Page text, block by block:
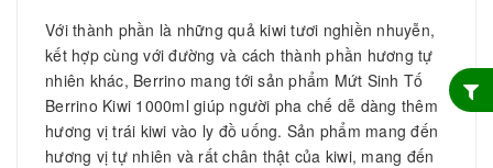
Với thành phần là những quả kiwi tươi nghiền nhuyễn,
kết hợp cùng với đường và cách thành phần hương tự
nhiên khác, Berrino mang tới sản phẩm Mứt Sinh Tố
Berrino Kiwi 1000ml giúp người pha chế dễ dàng thêm
hương vị trái kiwi vào ly đồ uống. Sản phẩm mang đến
hương vị tự nhiên và rất chân thật của kiwi, mang đến